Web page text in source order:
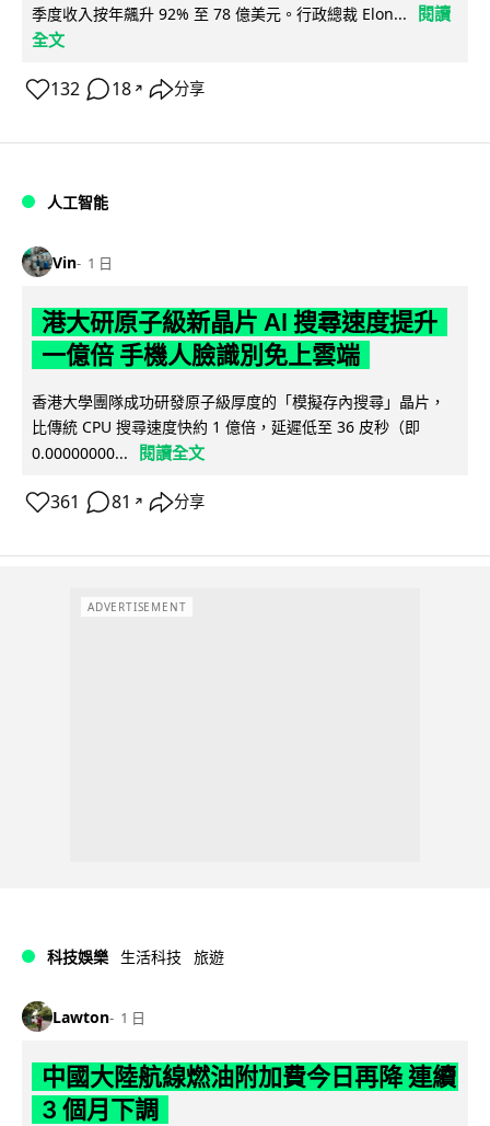
季度收入按年飆升 92% 至 78 億美元。行政總裁 Elon...
閱讀
全文
132 18 ↗ 分享
人工智能
Vin 1 日
港大研原子級新晶片 AI 搜尋速度提升
一億倍 手機人臉識別免上雲端
香港大學團隊成功研發原子級厚度的「模擬存內搜尋」晶片，
比傳統 CPU 搜尋速度快約 1 億倍，延遲低至 36 皮秒（即
0.00000000...
閱讀全文
361 81 ↗ 分享
ADVERTISEMENT
科技娛樂 生活科技 旅遊
Lawton 1 日
中國大陸航線燃油附加費今日再降 連續
3 個月下調